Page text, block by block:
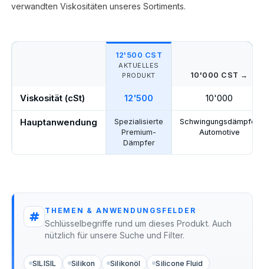
verwandten Viskositäten unseres Sortiments.
12'500 CST
AKTUELLES
PRODUKT
10'000 CST →
Viskosität (cSt) 12'500 10'000
Hauptanwendung
Spezialisierte
Premium-
Dämpfer
Schwingungsdämpfer
Automotive
THEMEN & ANWENDUNGSFELDER
Schlüsselbegriffe rund um dieses Produkt. Auch
nützlich für unsere Suche und Filter.
SILISIL Silikon Silikonöl Silicone Fluid